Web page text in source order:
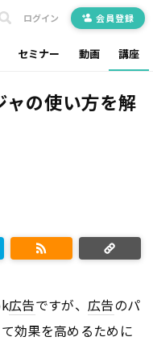
セミナー 動画 講座
ログイン 会員登録
の使い方を解
広告ですが、広告のパ
効果を高めるために